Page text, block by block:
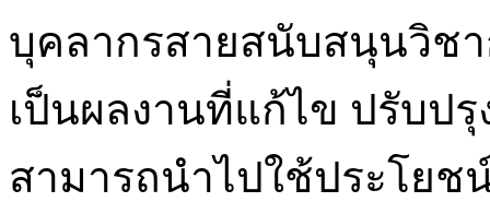
บุคลากรสายสนับสนุนวิช
เป็นผลงานที่แก้ไข ปรับป
สามารถนำไปใช้ประโยช